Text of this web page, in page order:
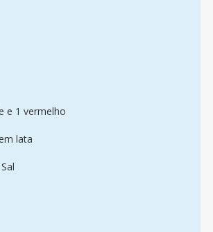
e 1 vermelho
lata